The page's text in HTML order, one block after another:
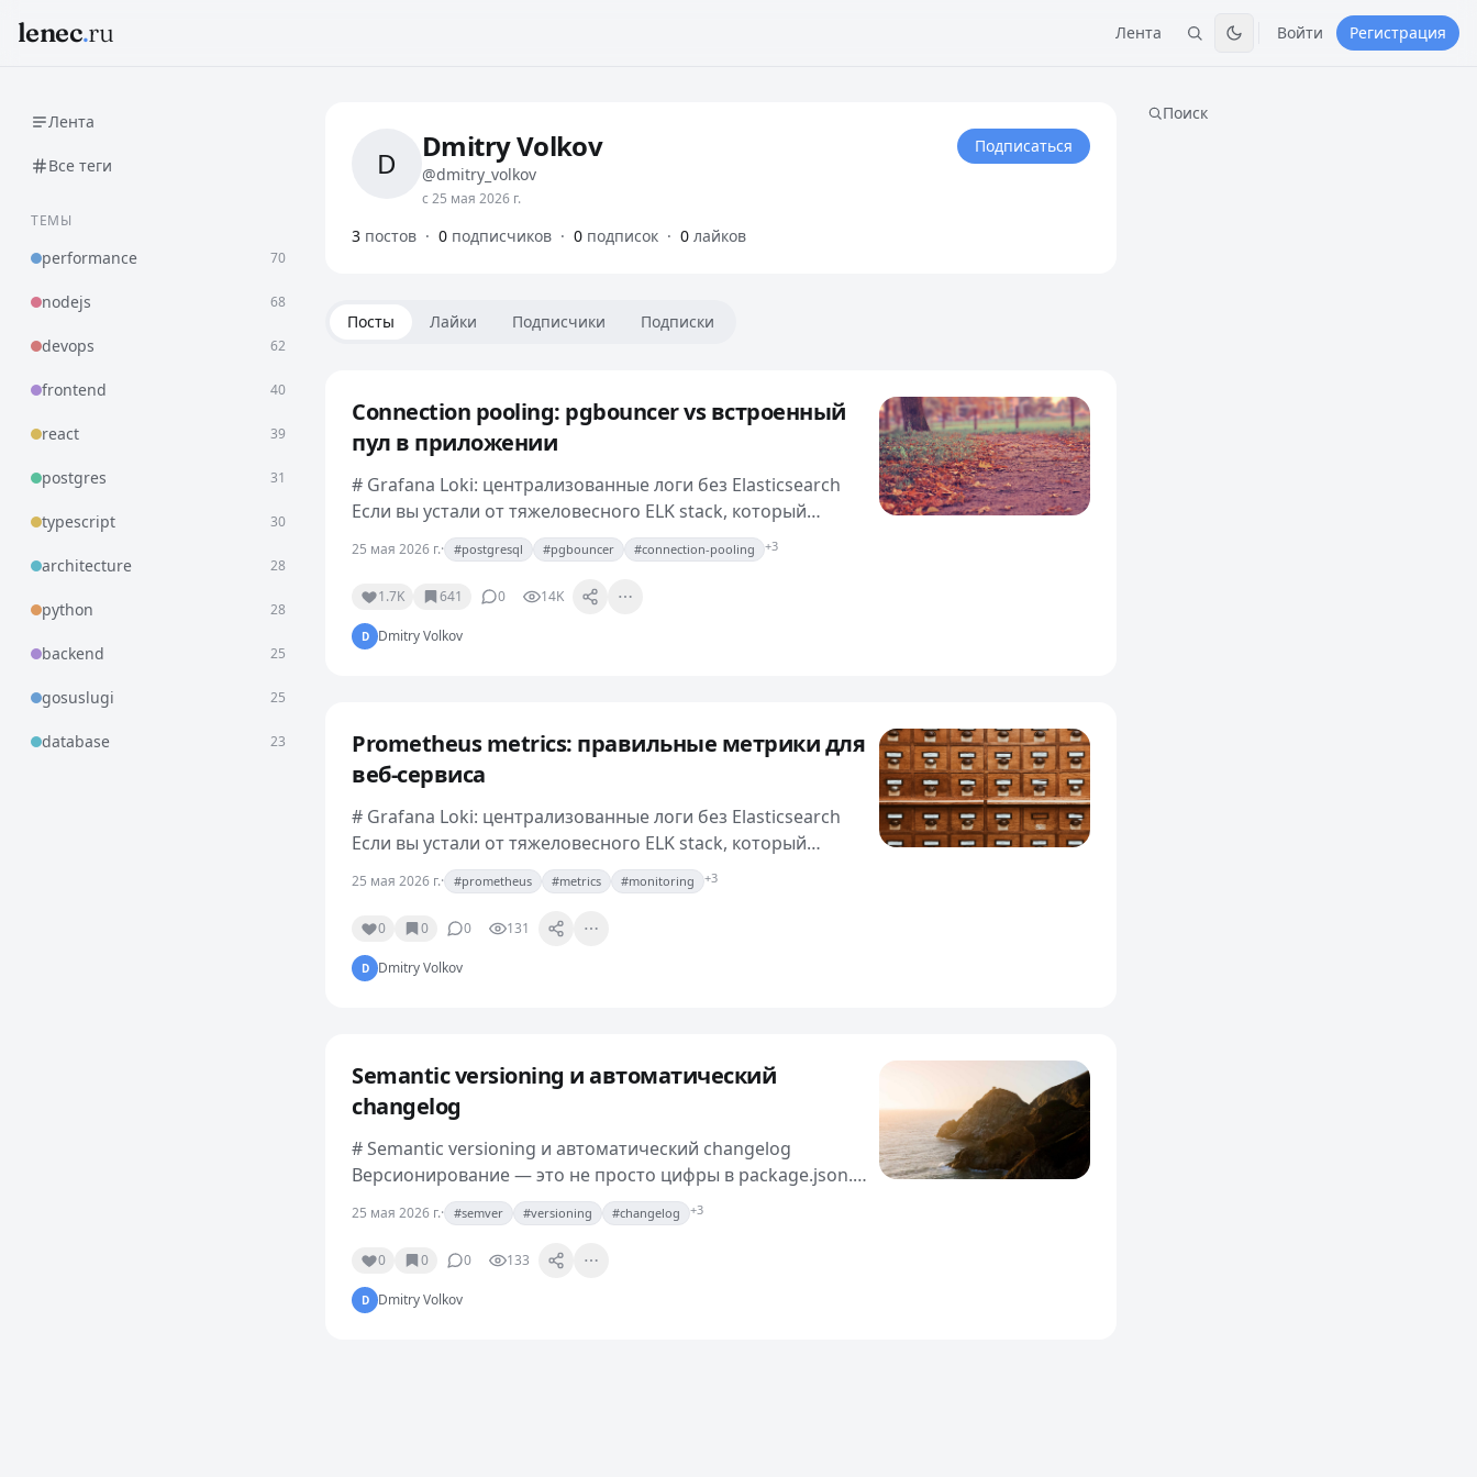
lenec.ru Лента Войти Регистрация
Лента
Все теги
ТЕМЫ
performance 70
nodejs 68
devops 62
frontend 40
react 39
postgres 31
typescript 30
architecture 28
python 28
backend 25
gosuslugi 25
database 23
D Dmitry Volkov
@dmitry_volkov
с 25 мая 2026 г.
Подписаться
3 постов · 0 подписчиков · 0 подписок · 0 лайков
Посты Лайки Подписчики Подписки
Connection pooling: pgbouncer vs встроенный
пул в приложении
# Grafana Loki: централизованные логи без Elasticsearch
Если вы устали от тяжеловесного ELK stack, который
съедает гигабайты RAM и требует постоянного внимания к
шардам — пора познакомиться с Grafana…
25 мая 2026 г.· #postgresql #pgbouncer #connection-pooling +3
1.7K 641 0 14K
D Dmitry Volkov
Prometheus metrics: правильные метрики для
веб-сервиса
# Grafana Loki: централизованные логи без Elasticsearch
Если вы устали от тяжеловесного ELK stack, который
съедает гигабайты RAM и требует постоянного внимания к
шардам — пора познакомиться с Grafana…
25 мая 2026 г.· #prometheus #metrics #monitoring +3
0 0 0 131
D Dmitry Volkov
Semantic versioning и автоматический
changelog
# Semantic versioning и автоматический changelog
Версионирование — это не просто цифры в package.json.
Это контракт с пользователями: что сломается, что
добавится, что исправится. Когда проект…
25 мая 2026 г.· #semver #versioning #changelog +3
0 0 0 133
D Dmitry Volkov
Поиск